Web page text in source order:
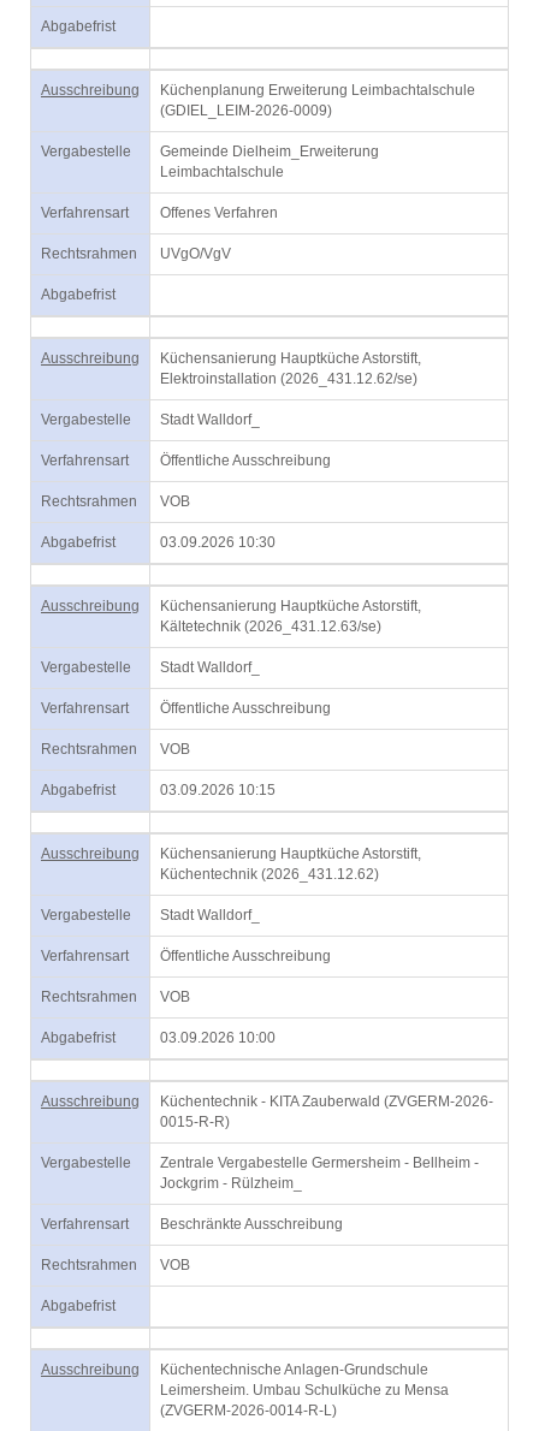
Abgabefrist
Ausschreibung
Küchenplanung Erweiterung Leimbachtalschule
(GDIEL_LEIM-2026-0009)
Vergabestelle
Gemeinde Dielheim_Erweiterung
Leimbachtalschule
Verfahrensart Offenes Verfahren
Rechtsrahmen UVgO/VgV
Abgabefrist
Ausschreibung
Küchensanierung Hauptküche Astorstift,
Elektroinstallation (2026_431.12.62/se)
Vergabestelle Stadt Walldorf_
Verfahrensart Öffentliche Ausschreibung
Rechtsrahmen VOB
Abgabefrist 03.09.2026 10:30
Ausschreibung
Küchensanierung Hauptküche Astorstift,
Kältetechnik (2026_431.12.63/se)
Vergabestelle Stadt Walldorf_
Verfahrensart Öffentliche Ausschreibung
Rechtsrahmen VOB
Abgabefrist 03.09.2026 10:15
Ausschreibung
Küchensanierung Hauptküche Astorstift,
Küchentechnik (2026_431.12.62)
Vergabestelle Stadt Walldorf_
Verfahrensart Öffentliche Ausschreibung
Rechtsrahmen VOB
Abgabefrist 03.09.2026 10:00
Ausschreibung
Küchentechnik - KITA Zauberwald (ZVGERM-2026-
0015-R-R)
Vergabestelle
Zentrale Vergabestelle Germersheim - Bellheim -
Jockgrim - Rülzheim_
Verfahrensart Beschränkte Ausschreibung
Rechtsrahmen VOB
Abgabefrist
Ausschreibung
Küchentechnische Anlagen-Grundschule
Leimersheim. Umbau Schulküche zu Mensa
(ZVGERM-2026-0014-R-L)